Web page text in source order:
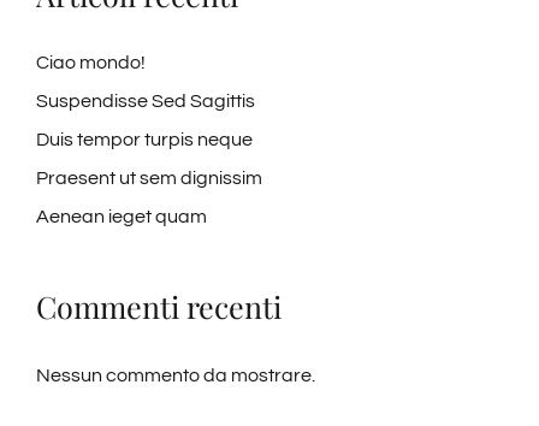
Ciao mondo!
Suspendisse Sed Sagittis
Duis tempor turpis neque
Praesent ut sem dignissim
Aenean ieget quam
Commenti recenti
Nessun commento da mostrare.